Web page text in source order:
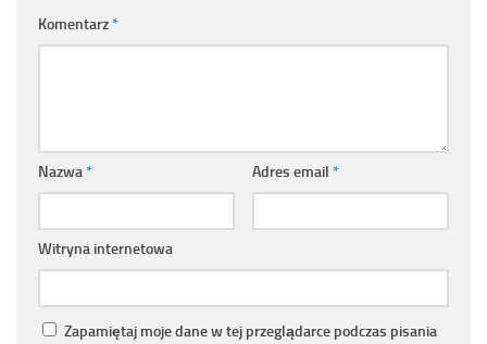
Komentarz*
Nazwa* Adres email *
Witryna internetowa
Zapamiętaj moje dane w tej przeglądarce podczas pisania